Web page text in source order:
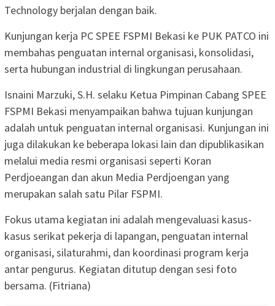
Technology berjalan dengan baik.
Kunjungan kerja PC SPEE FSPMI Bekasi ke PUK PATCO ini
membahas penguatan internal organisasi, konsolidasi,
serta hubungan industrial di lingkungan perusahaan.
Isnaini Marzuki, S.H. selaku Ketua Pimpinan Cabang SPEE
FSPMI Bekasi menyampaikan bahwa tujuan kunjungan
adalah untuk penguatan internal organisasi. Kunjungan ini
juga dilakukan ke beberapa lokasi lain dan dipublikasikan
melalui media resmi organisasi seperti Koran
Perdjoeangan dan akun Media Perdjoengan yang
merupakan salah satu Pilar FSPMI.
Fokus utama kegiatan ini adalah mengevaluasi kasus-
kasus serikat pekerja di lapangan, penguatan internal
organisasi, silaturahmi, dan koordinasi program kerja
antar pengurus. Kegiatan ditutup dengan sesi foto
bersama. (Fitriana)